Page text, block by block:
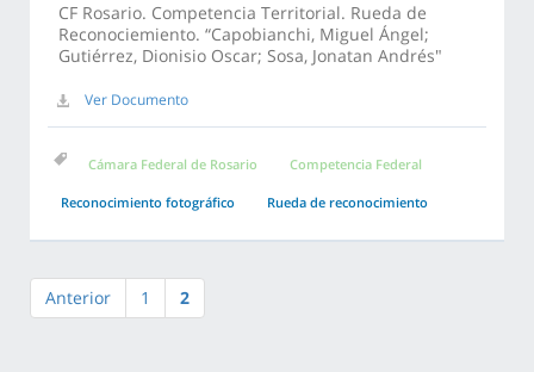
CF Rosario. Competencia Territorial. Rueda de
Reconociemiento. “Capobianchi, Miguel Ángel;
Gutiérrez, Dionisio Oscar; Sosa, Jonatan Andrés"
Ver Documento
Cámara Federal de Rosario Competencia Federal
Reconocimiento fotográfico Rueda de reconocimiento
Anterior 1 2